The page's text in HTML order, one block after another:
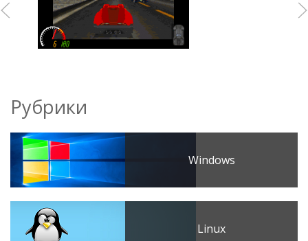
Рубрики
Windows
Linux